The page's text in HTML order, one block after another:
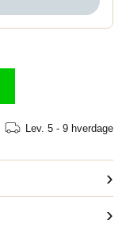
Lev. 5 - 9 hverdage
›
›